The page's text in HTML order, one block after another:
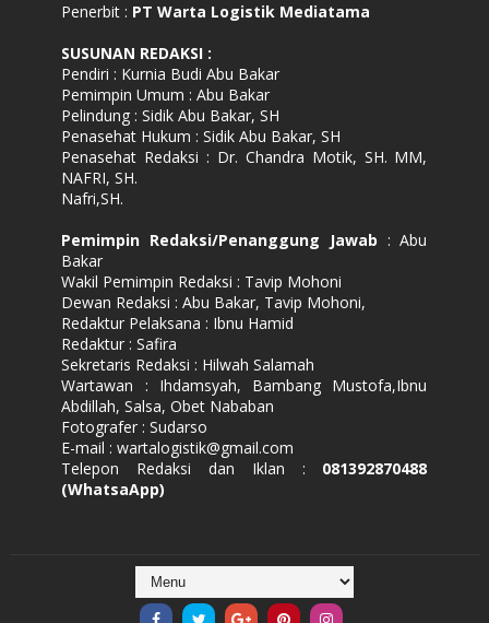
Penerbit : PT Warta Logistik Mediatama
SUSUNAN REDAKSI :
Pendiri : Kurnia Budi Abu Bakar
Pemimpin Umum : Abu Bakar
Pelindung : Sidik Abu Bakar, SH
Penasehat Hukum : Sidik Abu Bakar, SH
Penasehat Redaksi : Dr. Chandra Motik, SH. MM,
NAFRI, SH.
Nafri,SH.
Pemimpin Redaksi/Penanggung Jawab : Abu
Bakar
Wakil Pemimpin Redaksi : Tavip Mohoni
Dewan Redaksi : Abu Bakar, Tavip Mohoni,
Redaktur Pelaksana : Ibnu Hamid
Redaktur : Safira
Sekretaris Redaksi : Hilwah Salamah
Wartawan : Ihdamsyah, Bambang Mustofa,Ibnu
Abdillah, Salsa, Obet Nababan
Fotografer : Sudarso
E-mail : wartalogistik@gmail.com
Telepon Redaksi dan Iklan : 081392870488
(WhatsaApp)